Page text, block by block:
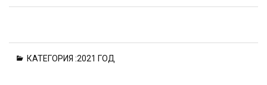
КАТЕГОРИЯ :2021 ГОД